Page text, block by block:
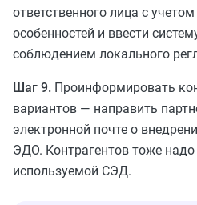
ответственного лица с
особенностей и ввести
соблюдением локального
Шаг 9. Проинформировать
вариантов — направить
электронной почте о
ЭДО. Контрагентов тоже
используемой СЭД.